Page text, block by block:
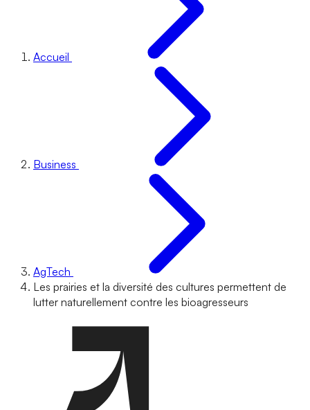
Accueil
Business
AgTech
Les prairies et la diversité des cultures permettent de
lutter naturellement contre les bioagresseurs